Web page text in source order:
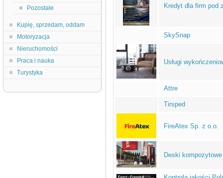
Pozostałe
Kupię, sprzedam, oddam
Motoryzacja
Nieruchomości
Praca i nauka
Turystyka
Kredyt dla firm pod
SkySnap
Usługi
Attre
Tirsped
FireAtex Sp. z o.o.
Deski